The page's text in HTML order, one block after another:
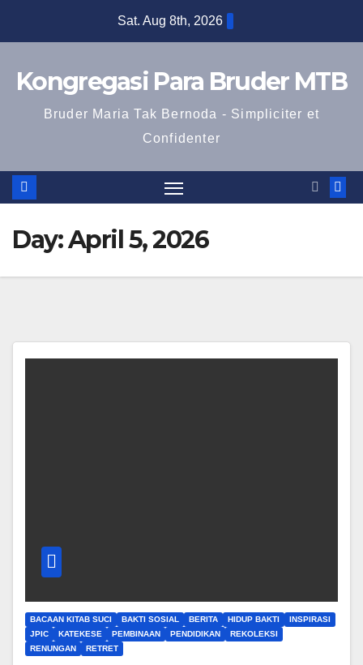
Sat. Aug 8th, 2026
Kongregasi Para Bruder MTB
Bruder Maria Tak Bernoda - Simpliciter et
Confidenter
Day:April 5, 2026
BACAAN KITAB SUCI BAKTI SOSIAL BERITA HIDUP BAKTI
INSPIRASI
JPIC
KATEKESE PEMBINAAN PENDIDIKAN
REKOLEKSI
RENUNGAN
RETRET